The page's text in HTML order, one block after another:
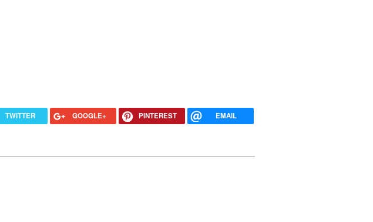
TWITTER GOOGLE+ PINTEREST EMAIL